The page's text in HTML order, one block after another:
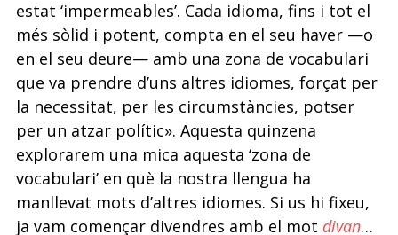
estat ‘impermeables’. Cada idioma, fins i tot el
més sòlid i potent, compta en el seu haver —o
en el seu deure— amb una zona de vocabulari
que va prendre d’uns altres idiomes, forçat per
la necessitat, per les circumstàncies, potser
per un atzar polític». Aquesta quinzena
explorarem una mica aquesta ‘zona de
vocabulari’ en què la nostra llengua ha
manllevat mots d’altres idiomes. Si us hi fixeu,
ja vam començar divendres amb el mot divan…